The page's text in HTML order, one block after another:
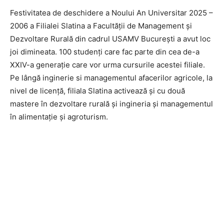
Festivitatea de deschidere a Noului An Universitar 2025 –
2006 a Filialei Slatina a Facultății de Management și
Dezvoltare Rurală din cadrul USAMV București a avut loc
joi dimineata. 100 studenți care fac parte din cea de-a
XXIV-a generație care vor urma cursurile acestei filiale.
Pe lângă inginerie si managementul afacerilor agricole, la
nivel de licență, filiala Slatina activează și cu două
mastere în dezvoltare rurală și ingineria și managementul
în alimentație și agroturism.